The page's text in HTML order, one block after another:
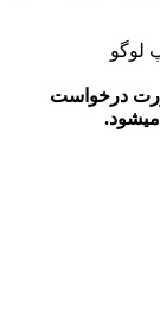
لوگو
درخواست
میشود.